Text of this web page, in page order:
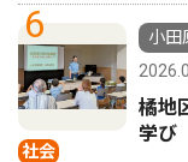
6
社会
小田
橘地
学び